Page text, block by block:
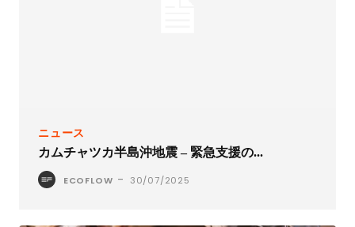
ニュース
カムチャツカ半島沖地震 – 緊急支援の...
ECOFLOW - 30/07/2025